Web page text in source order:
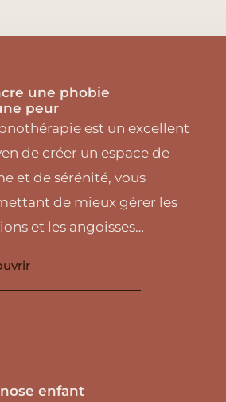
une phobie
peur
est un excellent
de créer un espace de
et de sérénité, vous
de mieux gérer les
et les angoisses…
enfant